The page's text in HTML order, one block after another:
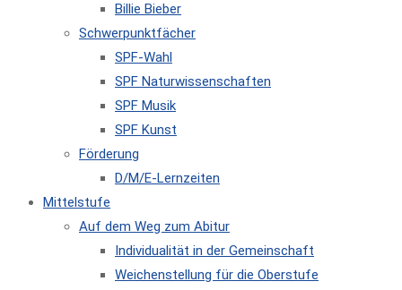
Billie Bieber
Schwerpunktfächer
SPF-Wahl
SPF Naturwissenschaften
SPF Musik
SPF Kunst
Förderung
D/M/E-Lernzeiten
Mittelstufe
Auf dem Weg zum Abitur
Individualität in der Gemeinschaft
Weichenstellung für die Oberstufe